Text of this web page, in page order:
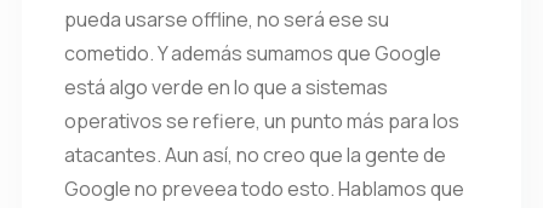
pueda usarse offline, no será ese su
cometido. Y además sumamos que Google
está algo verde en lo que a sistemas
operativos se refiere, un punto más para los
atacantes. Aun así, no creo que la gente de
Google no preveea todo esto. Hablamos que